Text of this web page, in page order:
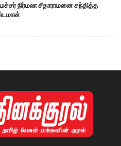
நிர்மலா சீதாராமனை சந்தித்த